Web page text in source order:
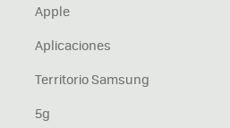
Apple
Aplicaciones
Territorio Samsung
5g